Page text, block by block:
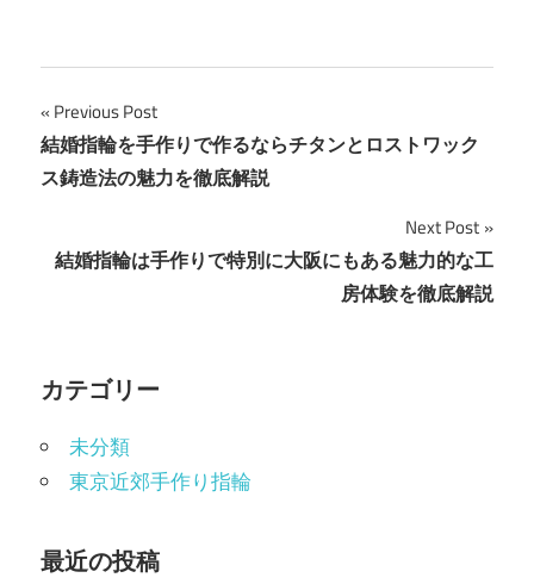
投
稿
ビ
シ
ョ
ン
Previous Post
結婚指輪を手作りで作るならチタンとロストワック
ス鋳造法の魅力を徹底解説
Next Post
結婚指輪は手作りで特別に大阪にもある魅力的な工
房体験を徹底解説
カテゴリー
未分類
東京近郊手作り指輪
最近の投稿